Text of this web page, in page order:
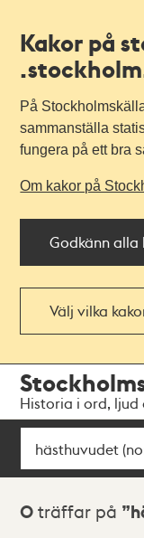
Kakor på
På
sammanställa
fungera på ett bra
Om kakor på
Godkänn alla
Välj vilka
navigationen
huvudinnehållet
Historia i ord, ljud
Sök
Sökresultat
0 träffar på